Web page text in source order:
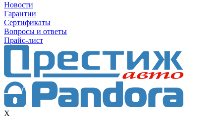
Новости
Гарантии
Сертификаты
Вопросы и ответы
Прайс-лист
X